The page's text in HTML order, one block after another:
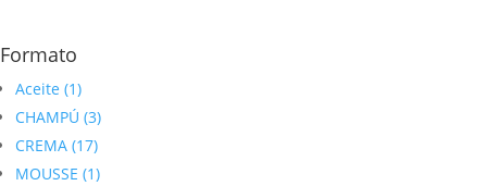
Formato
Aceite (1)
CHAMPÚ (3)
CREMA (17)
MOUSSE (1)